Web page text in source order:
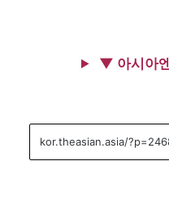
▼ 아시아